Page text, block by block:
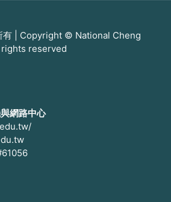
有 | Copyright © National Cheng
reserved
網路中心